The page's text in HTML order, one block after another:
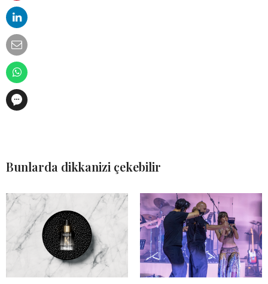
Bunlarda dikkanizi çekebilir